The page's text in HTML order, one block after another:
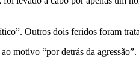
Outros dois feridos foram
motivo “por detrás da